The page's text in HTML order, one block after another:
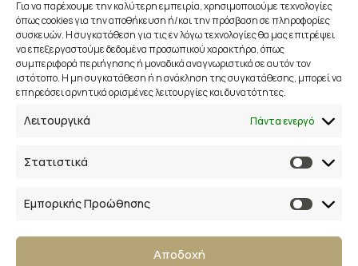
Για να παρέχουμε την καλύτερη εμπειρία, χρησιμοποιούμε τεχνολογίες
όπως cookies για την αποθήκευση ή/και την πρόσβαση σε πληροφορίες
συσκευών. Η συγκατάθεση για τις εν λόγω τεχνολογίες θα μας επιτρέψει
να επεξεργαστούμε δεδομένα προσωπικού χαρακτήρα, όπως
συμπεριφορά περιήγησης ή μοναδικά αναγνωριστικά σε αυτόν τον
ιστότοπο. Η μη συγκατάθεση ή η ανάκληση της συγκατάθεσης, μπορεί να
επηρεάσει αρνητικά ορισμένες λειτουργίες και δυνατότητες.
Λειτουργικά Πάντα ενεργό
Στατιστικά
Εμπορικής Προώθησης
Αποδοχή
Επικοινωνία
28ης Οκτωβρίου 33
Αρ. ΓΕΜΗ 154041940000
Ακολουθήστε μας